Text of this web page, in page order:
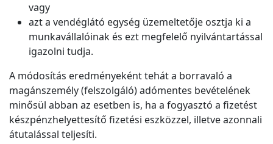
vagy
azt a vendéglátó egység üzemeltetője osztja ki a
munkavállalóinak és ezt megfelelő nyilvántartással
igazolni tudja.
A módosítás eredményeként tehát a borravaló a
magánszemély (felszolgáló) adómentes bevételének
minősül abban az esetben is, ha a fogyasztó a fizetést
készpénzhelyettesítő fizetési eszközzel, illetve azonnali
átutalással teljesíti.